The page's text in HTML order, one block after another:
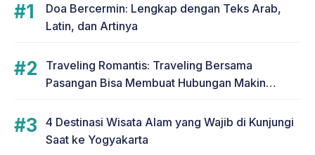
Doa Bercermin: Lengkap dengan Teks Arab,
Latin, dan Artinya
Traveling Romantis: Traveling Bersama
Pasangan Bisa Membuat Hubungan Makin
4 Destinasi Wisata Alam yang Wajib di Kunjungi
Saat ke Yogyakarta